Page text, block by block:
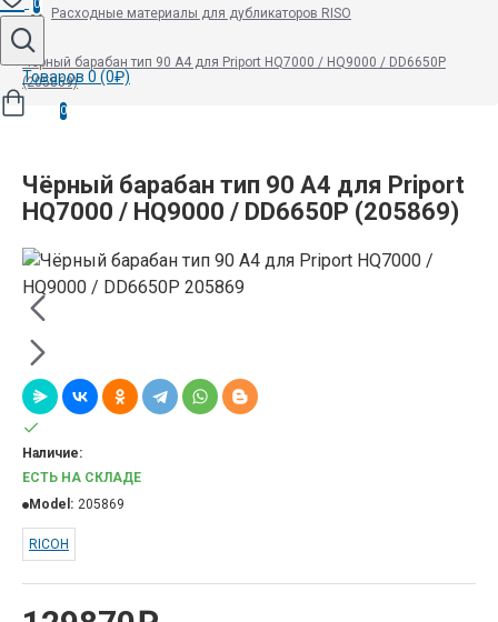
0
Товаров 0 (0₽)
0
Расходные материалы для дубликаторов RISO
Чёрный барабан тип 90 A4 для Priport HQ7000 / HQ9000 / DD6650P
(205869)
Чёрный барабан тип 90 A4 для Priport
HQ7000 / HQ9000 / DD6650P (205869)
Наличие:
ЕСТЬ НА СКЛАДЕ
Model: 205869
RICOH